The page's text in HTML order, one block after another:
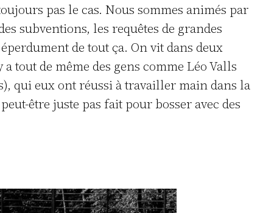
pas le cas. Nous sommes animés par
subventions, les requêtes de grandes
de tout ça. On vit dans deux
tout de même des gens comme Léo Valls
qui eux ont réussi à travailler main dans la
être juste pas fait pour bosser avec des